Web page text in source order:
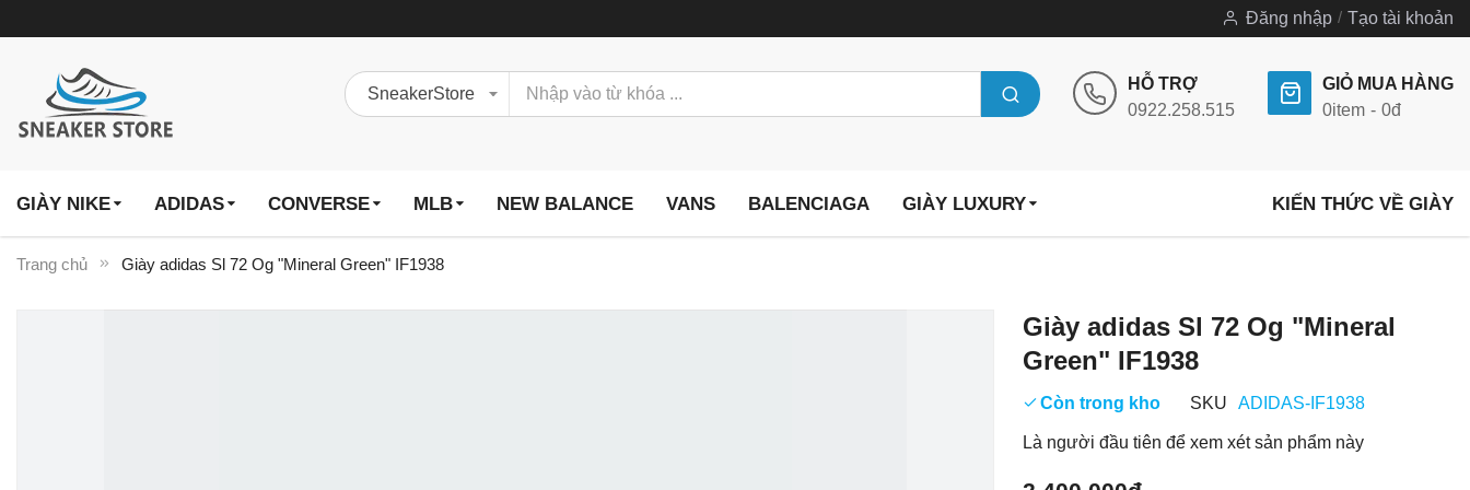
Đăng nhập Tạo tài khoản
HỖ TRỢ
0922.258.515
GIỎ MUA HÀNG
0item 0đ
GIÀY NIKE ADIDAS CONVERSE MLB NEW BALANCE VANS BALENCIAGA GIÀY LUXURY KIẾN THỨC VỀ GIÀY
Trang chủ Giày adidas Sl 72 Og "Mineral Green" IF1938
Giày adidas Sl 72 Og "Mineral
Green" IF1938
Còn trong kho SKU ADIDAS-IF1938
Là người đầu tiên để xem xét sản phẩm này
Chuyển
phần